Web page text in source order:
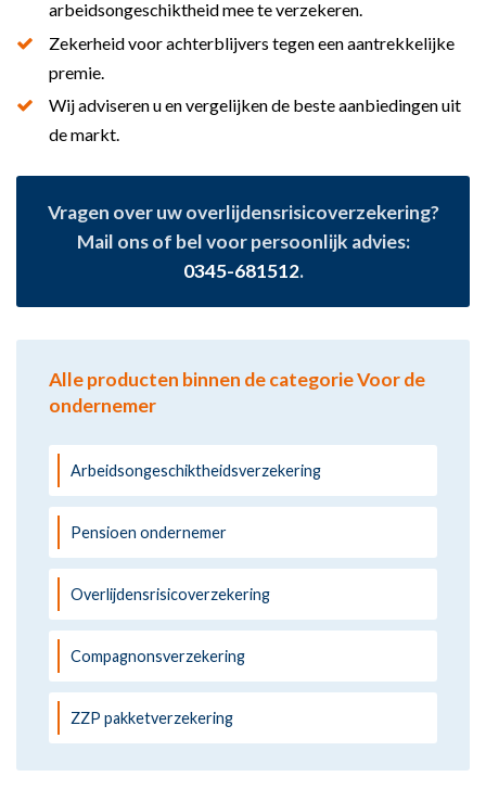
arbeidsongeschiktheid mee te verzekeren.
Zekerheid voor achterblijvers tegen een aantrekkelijke
premie.
Wij adviseren u en vergelijken de beste aanbiedingen uit
de markt.
Vragen over uw overlijdensrisicoverzekering?
Mail ons of bel voor persoonlijk advies:
0345-681512.
Alle producten binnen de categorie Voor de
ondernemer
Arbeidsongeschiktheidsverzekering
Pensioen ondernemer
Overlijdensrisicoverzekering
Compagnonsverzekering
ZZP pakketverzekering